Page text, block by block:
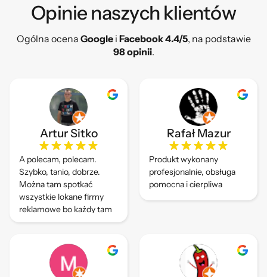
Opinie naszych klientów​
Ogólna ocena Google i Facebook 4.4/5, na podstawie
98 opinii.
Artur Sitko
A polecam, polecam.
Szybko, tanio, dobrze.
Można tam spotkać
wszystkie lokane firmy
reklamowe bo każdy tam
drukuje.
Rafał Mazur
Produkt wykonany
profesjonalnie, obsługa
pomocna i cierpliwa